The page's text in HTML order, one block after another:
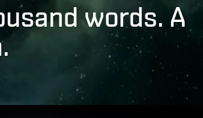
words. A